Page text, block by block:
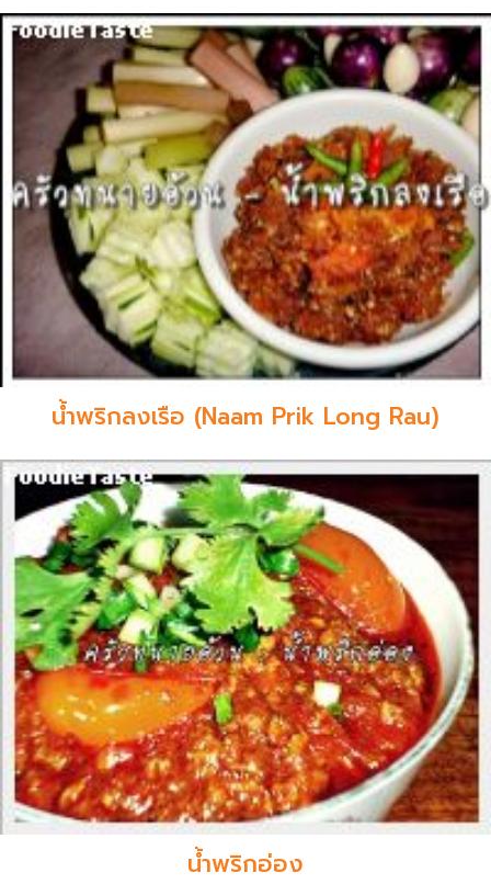
น้ำพริกลงเรือ (Naam Prik Long Rau)
น้ำพริกอ่อง